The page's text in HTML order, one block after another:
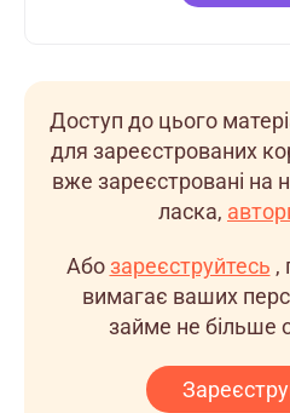
Доступ до цього
для зареєстрованих
вже зареєстровані на
ласка,
Абозареєструйтесь ,
вимагає ваших
займе не більше